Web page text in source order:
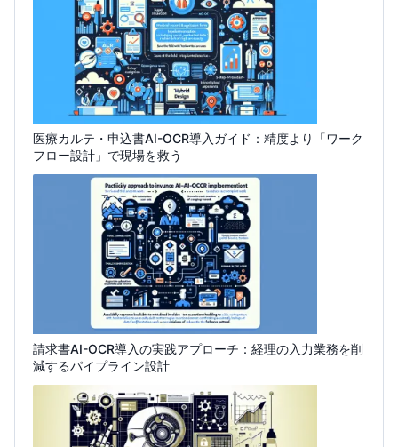
医療カルテ・申込書AI-OCR導入ガイド：精度より「ワーク
フロー設計」で現場を救う
請求書AI-OCR導入の実践アプローチ：経理の入力業務を削
減するパイプライン設計